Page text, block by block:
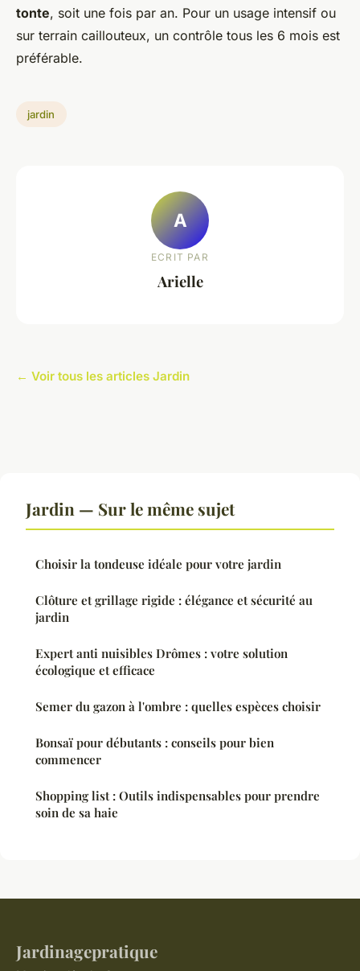
tonte, soit une fois par an. Pour un usage intensif ou
sur terrain caillouteux, un contrôle tous les 6 mois est
préférable.
jardin
A
ECRIT PAR
Arielle
← Voir tous les articles Jardin
Jardin — Sur le même sujet
Choisir la tondeuse idéale pour votre jardin
Clôture et grillage rigide : élégance et sécurité au
jardin
Expert anti nuisibles Drômes : votre solution
écologique et efficace
Semer du gazon à l'ombre : quelles espèces choisir
Bonsaï pour débutants : conseils pour bien
commencer
Shopping list : Outils indispensables pour prendre
soin de sa haie
Jardinagepratique